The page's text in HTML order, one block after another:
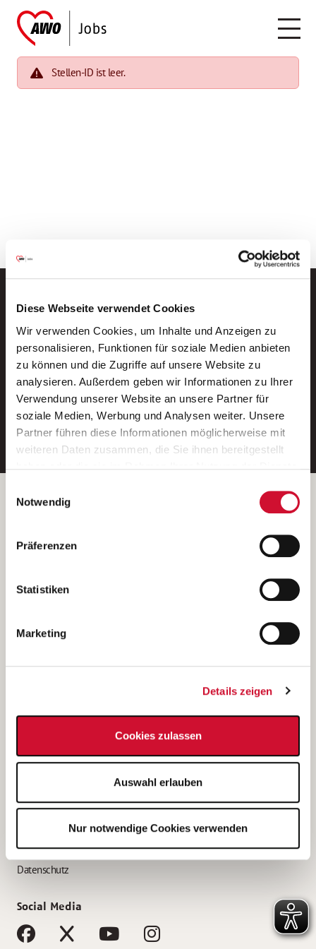
Diese Webseite verwendet Cookies
Wir verwenden Cookies, um Inhalte und Anzeigen zu
personalisieren, Funktionen für soziale Medien anbieten
zu können und die Zugriffe auf unsere Website zu
analysieren. Außerdem geben wir Informationen zu Ihrer
Verwendung unserer Website an unsere Partner für
soziale Medien, Werbung und Analysen weiter. Unsere
Partner führen diese Informationen möglicherweise mit
weiteren Daten zusammen, die Sie ihnen bereitgestellt
Wenn Sie auf „Cookies zulassen“ klicken, so stimmen
Sie der Speicherung sämtlicher Cookies zu. Sie können
Ihre Einwilligung selbstverständlich jederzeit widerrufen,
indem Sie die Cookie-Einstellungen aufrufen und diese
unsererDatenschutzerklärung
Notwendig
Präferenzen
Statistiken
Marketing
Details zeigen
Cookies zulassen
Auswahl erlauben
Nur notwendige Cookies verwenden
Stellen-ID ist leer.
Neue Stellen per E-Mail.
Ein kostenloser Service von AWO
Jobs.
E-Mail-Adresse eintragen
Betreiber der Webseite
Kantstraße 45a
(Ein Tochterunternehmen des AWO Bezirksverbandes Unterfranken
e.V.)
Bewerbung als Altenpflegehelfer*in
Bewerbung als Erzieher*in
AWO Gliederungen nach Bundesland
Impressum
Datenschutz
Social Media